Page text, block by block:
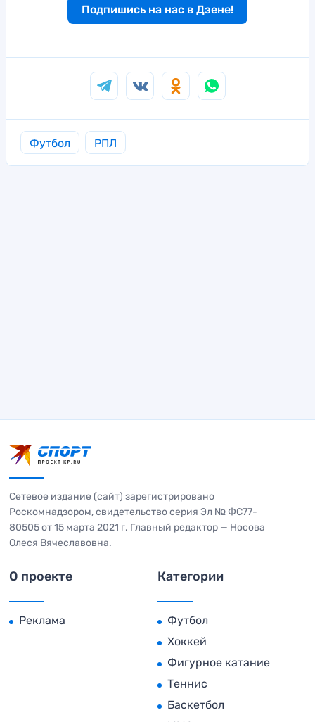
Подпишись на нас в Дзене!
Футбол РПЛ
Сетевое издание (сайт) зарегистрировано
Роскомнадзором, свидетельство серия Эл № ФС77-
80505 от 15 марта 2021 г. Главный редактор — Носова
Олеся Вячеславовна.
О проекте
Реклама
Категории
Футбол
Хоккей
Фигурное катание
Теннис
Баскетбол